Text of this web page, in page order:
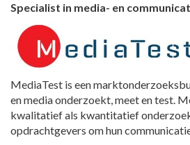
Specialist in media- en
MediaTest is een
en media onderzoekt, meet en test.
kwalitatief als kwantitatief
opdrachtgevers om hun